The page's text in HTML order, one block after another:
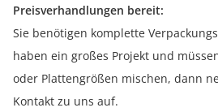
Preisverhandlungen bereit:
Sie benötigen komplette
haben ein großes Projekt und
oder Plattengrößen mischen, dann
Kontakt zu uns auf.